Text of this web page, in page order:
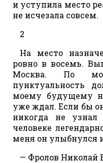
и уступила место
не исчезала совсем.
2
На место
ровно в восемь.
Москва. По
пунктуальность
моему будущему
уже ждал. Если бы
никогда не
человеке
меня он улыбнулся
— Фролов Николай